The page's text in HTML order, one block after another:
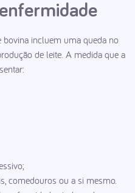
bovina incluem uma queda no
de leite. A medida que a
comedouros ou a si mesmo.